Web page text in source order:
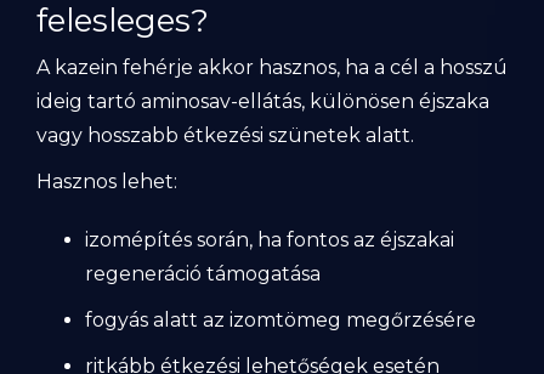
felesleges?
A kazein fehérje akkor hasznos, ha a cél a hosszú
ideig tartó aminosav-ellátás, különösen éjszaka
vagy hosszabb étkezési szünetek alatt.
Hasznos lehet:
izomépítés során, ha fontos az éjszakai
regeneráció támogatása
fogyás alatt az izomtömeg megőrzésére
ritkább étkezési lehetőségek esetén